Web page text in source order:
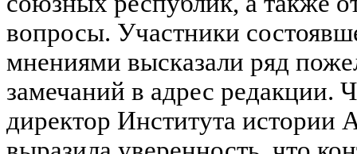
вопросы. Участники
мнениями высказали ряд
замечаний в адрес
директор Института